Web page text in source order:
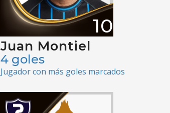
10
Juan Montiel
4 goles
Jugador con más goles marcados